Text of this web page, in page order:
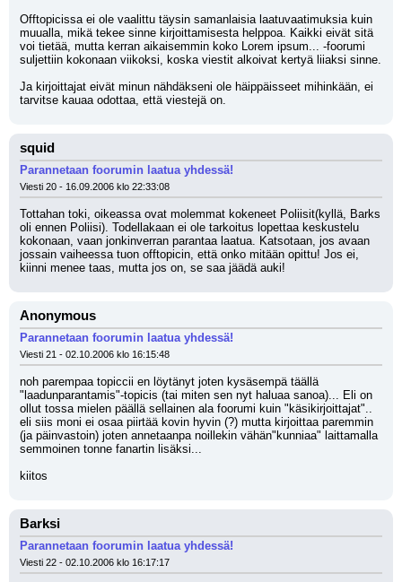
Offtopicissa ei ole vaalittu täysin samanlaisia laatuvaatimuksia kuin
muualla, mikä tekee sinne kirjoittamisesta helppoa. Kaikki eivät sitä
voi tietää, mutta kerran aikaisemmin koko Lorem ipsum... -foorumi
suljettiin kokonaan viikoksi, koska viestit alkoivat kertyä liiaksi sinne.
Ja kirjoittajat eivät minun nähdäkseni ole häippäisseet mihinkään, ei
tarvitse kauaa odottaa, että viestejä on.
squid
Parannetaan foorumin laatua yhdessä!
Viesti 20 - 16.09.2006 klo 22:33:08
Tottahan toki, oikeassa ovat molemmat kokeneet Poliisit(kyllä, Barks
oli ennen Poliisi). Todellakaan ei ole tarkoitus lopettaa keskustelu
kokonaan, vaan jonkinverran parantaa laatua. Katsotaan, jos avaan
jossain vaiheessa tuon offtopicin, että onko mitään opittu! Jos ei,
kiinni menee taas, mutta jos on, se saa jäädä auki!
Anonymous
Parannetaan foorumin laatua yhdessä!
Viesti 21 - 02.10.2006 klo 16:15:48
noh parempaa topiccii en löytänyt joten kysäsempä täällä
"laadunparantamis"-topicis (tai miten sen nyt haluaa sanoa)... Eli on
ollut tossa mielen päällä sellainen ala foorumi kuin "käsikirjoittajat"..
eli siis moni ei osaa piirtää kovin hyvin (?) mutta kirjoittaa paremmin
(ja päinvastoin) joten annetaanpa noillekin vähän"kunniaa" laittamalla
semmoinen tonne fanartin lisäksi...
kiitos
Barksi
Parannetaan foorumin laatua yhdessä!
Viesti 22 - 02.10.2006 klo 16:17:17